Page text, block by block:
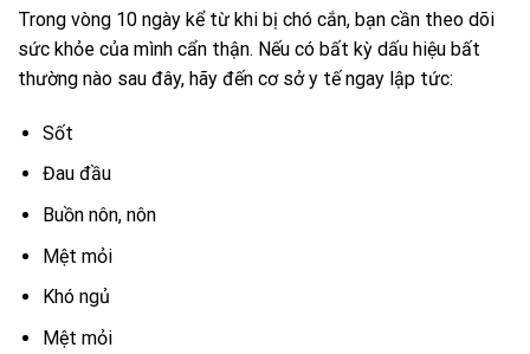
Trong vòng 10 ngày kể từ khi bị chó cắn, bạn cần theo dõi
sức khỏe của mình cẩn thận. Nếu có bất kỳ dấu hiệu bất
thường nào sau đây, hãy đến cơ sở y tế ngay lập tức:
Sốt
Đau đầu
Buồn nôn, nôn
Mệt mỏi
Khó ngủ
Mệt mỏi